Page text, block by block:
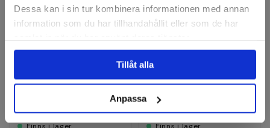
Dessa kan i sin tur kombinera informationen med annan
information som du har tillhandahållit eller som de har
Tillåt alla
Anpassa
64 kr
Finns i lager
65x0,35mm tvinnad
358 kr
Finns i lager